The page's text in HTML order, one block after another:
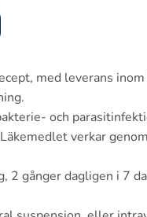
med leverans
och
verkar
2 gånger dagligen i 7